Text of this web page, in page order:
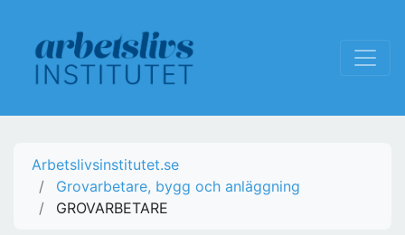
Arbetslivsinstitutet.se
Grovarbetare, bygg och anläggning
GROVARBETARE